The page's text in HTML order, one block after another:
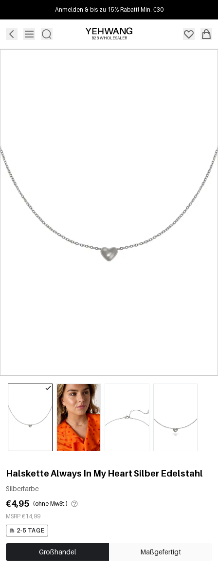
Anmelden & bis zu 15% Rabatt! Min. €30
B2B WHOLESALER
Halskette Always In My Heart Silber Edelstahl
Silberfarbe
€4,95 (ohne MwSt.)
MSRP €14,99
2-5 TAGE
Großhandel Maßgefertigt